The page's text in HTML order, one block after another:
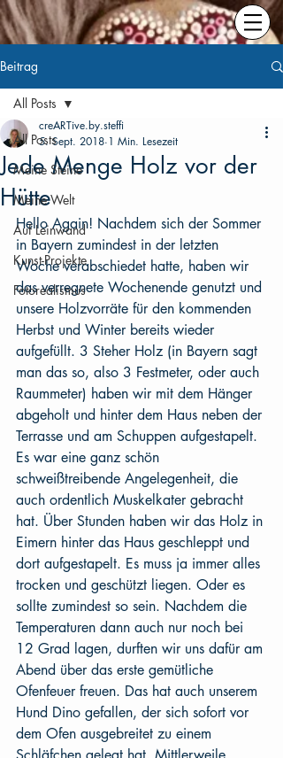
Beitrag
All Posts
Meine Steine
Meine Welt
Auf Leinwand
Kunst-Projekte
Fotorealismus
All Posts
Jede Menge Holz vor der
Hütte
creARTive.by.steffi
5. Sept. 2018 1 Min. Lesezeit
Hello Again! Nachdem sich der Sommer
in Bayern zumindest in der letzten
Woche verabschiedet hatte, haben wir
das verregnete Wochenende genutzt und
unsere Holzvorräte für den kommenden
Herbst und Winter bereits wieder
aufgefüllt. 3 Steher Holz (in Bayern sagt
man das so, also 3 Festmeter, oder auch
Raummeter) haben wir mit dem Hänger
abgeholt und hinter dem Haus neben der
Terrasse und am Schuppen aufgestapelt.
Es war eine ganz schön
schweißtreibende Angelegenheit, die
auch ordentlich Muskelkater gebracht
hat. Über Stunden haben wir das Holz in
Eimern hinter das Haus geschleppt und
dort aufgestapelt. Es muss ja immer alles
trocken und geschützt liegen. Oder es
sollte zumindest so sein. Nachdem die
Temperaturen dann auch nur noch bei
12 Grad lagen, durften wir uns dafür am
Abend über das erste gemütliche
Ofenfeuer freuen. Das hat auch unserem
Hund Dino gefallen, der sich sofort vor
dem Ofen ausgebreitet zu einem